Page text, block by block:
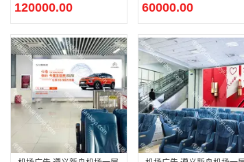
120000.00 60000.00